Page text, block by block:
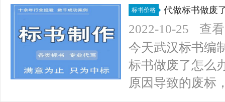
标书价格 代做标书做废
2022-10-25
查
今天武汉标书编
标书做废了怎么
原因导致的废标